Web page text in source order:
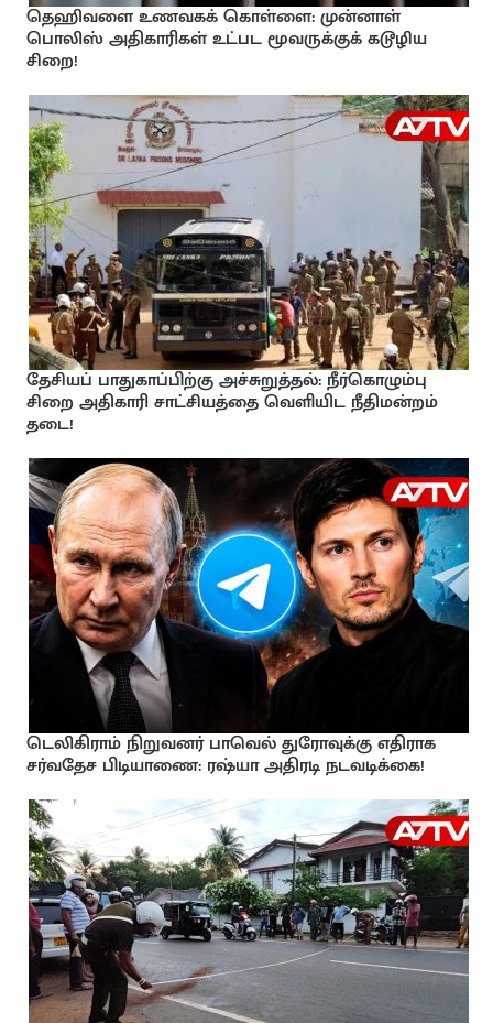
தெஹிவளை உணவகக் கொள்ளை: முன்னாள்
பொலிஸ் அதிகாரிகள் உட்பட மூவருக்குக் கடூழிய
சிறை!
தேசியப் பாதுகாப்பிற்கு அச்சுறுத்தல்: நீர்கொழும்பு
சிறை அதிகாரி சாட்சியத்தை வெளியிட நீதிமன்றம்
தடை!
டெலிகிராம் நிறுவனர் பாவெல் துரோவுக்கு எதிராக
சர்வதேச பிடியாணை: ரஷ்யா அதிரடி நடவடிக்கை!